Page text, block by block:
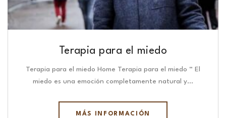
Terapia para el miedo
Terapia para el miedo Home Terapia para el miedo “ El
miedo es una emoción completamente natural y…
MÁS INFORMACIÓN